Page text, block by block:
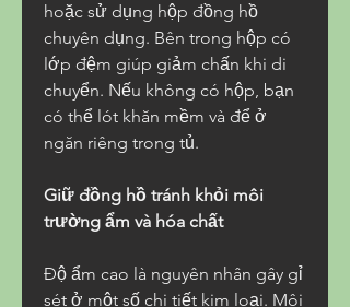
hoặc sử dụng hộp đồng hồ
chuyên dụng. Bên trong hộp có
lớp đệm giúp giảm chấn khi di
chuyển. Nếu không có hộp, bạn
có thể lót khăn mềm và để ở
ngăn riêng trong tủ.
Giữ đồng hồ tránh khỏi môi
trường ẩm và hóa chất
Độ ẩm cao là nguyên nhân gây gỉ
sét ở một số chi tiết kim loại. Môi